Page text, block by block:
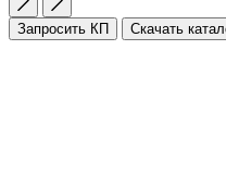
Запросить КП Скачать